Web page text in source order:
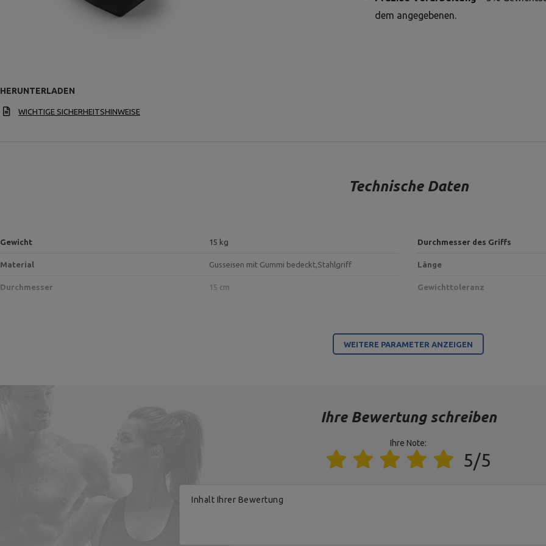
dem angegebenen.
HERUNTERLADEN
WICHTIGE SICHERHEITSHINWEISE
Technische Daten
Gewicht 15 kg Durchmesser des Griffs
Material Gusseisen mit Gummi bedeckt,Stahlgriff Länge
Durchmesser 15 cm Gewichttoleranz
Für dieses Produkt verantwortliche Stelle in der EU
MARBO Ulikowski Spółka Komandytowa
WEITERE PARAMETER ANZEIGEN
Ihre Bewertung schreiben
Ihre Note:
5/5
Inhalt Ihrer Bewertung